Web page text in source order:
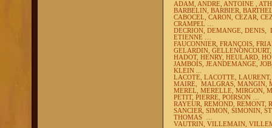
ADAM, ANDRE, ANTOINE ,
BARBELIN, BARBIER,
CABOCEL, CARON, CEZAR,
CRAMPEL …
DECRION, DEMANGE, DENIS,
ETIENNE …
FAUCONNIER, FRANÇOIS,
GELARDIN,
HADOT, HENRY, HEULARD,
JAMBOIS, JEANDEMANGE,
KLEIN ...
LACOTE, LACOTTE,
MAIRE,
MALGRAS, MANGIN,
MEREL, MERELLE, MIRGON,
PETIT, PIERRE, POIRSON …
RAYEUR, REMOND, REMONT,
SANCIER, SIMON, SIMONIN,
THOMAS
VAUTRIN, VILLEMAIN,